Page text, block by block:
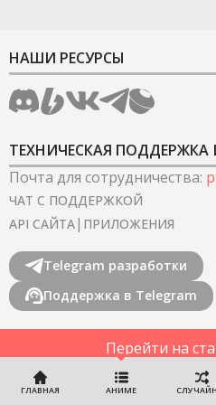
ГЛАВНАЯ АНИМЕ
НАШИ РЕСУРСЫ
ТЕХНИЧЕСКАЯ
Почта для сотрудничества:
ЧАТ С ПОДДЕРЖКОЙ
API САЙТА| ПРИЛОЖЕНИЯ
Telegram разработки
Поддержка в Telegram
Перейти на
©2022-2026